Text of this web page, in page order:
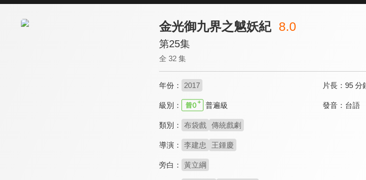
金光御九界之魆妖紀 8.0
第25集
全 32 集
年份： 2017 片長： 95 分
級別： 普遍級 發音： 台語
類別： 布袋戲 傳統戲劇
導演： 李建忠 王鍾慶
旁白： 黃立綱